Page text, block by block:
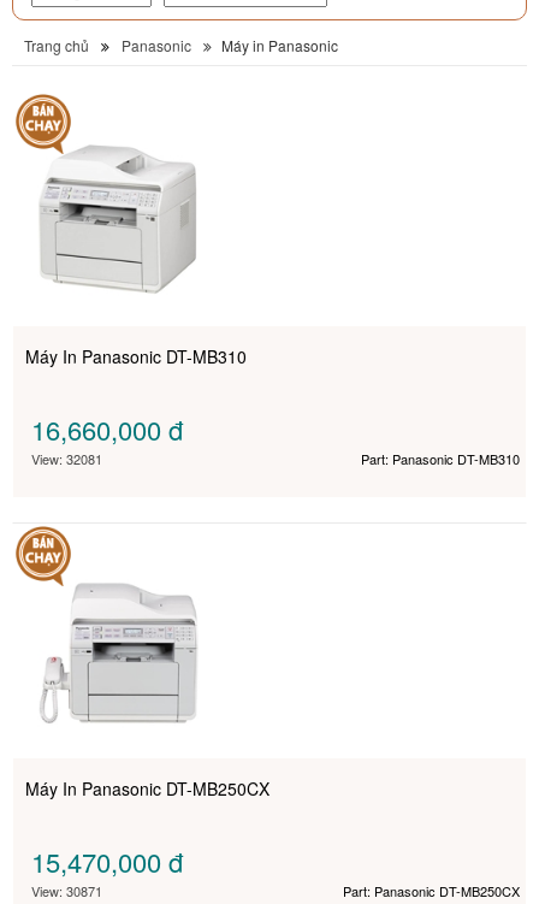
Trang chủ Panasonic Máy in Panasonic
Máy In Panasonic DT-MB310
16,660,000đ
View: 32081 Part: Panasonic DT-MB310
Máy In Panasonic DT-MB250CX
15,470,000đ
View: 30871 Part: Panasonic DT-MB250CX